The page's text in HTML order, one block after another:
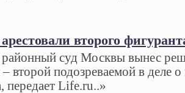
второго
суд Москвы вынес
второй подозреваемой в деле
передает Life.ru..»